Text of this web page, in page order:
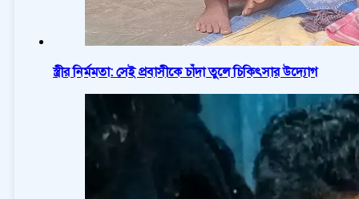
স্ত্রীর নির্মমতা: সেই প্রবাসীকে চাঁদা তুলে চিকিৎসার উদ্যোগ